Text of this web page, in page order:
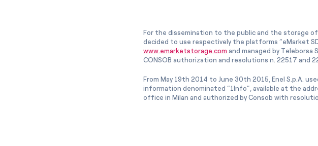
For the dissemination to the public and the storage
decided to use respectively the platforms “eMarket
www.emarketstorage.com and managed by Teleborsa
CONSOB authorization and resolutions n. 22517 and
From May 19th 2014 to June 30th 2015, Enel S.p.A.
information denominated “1Info”, available at the
office in Milan and authorized by Consob with